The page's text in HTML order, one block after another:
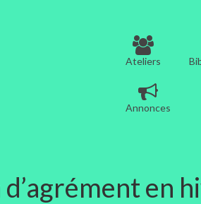
Ateliers
Annonces
en